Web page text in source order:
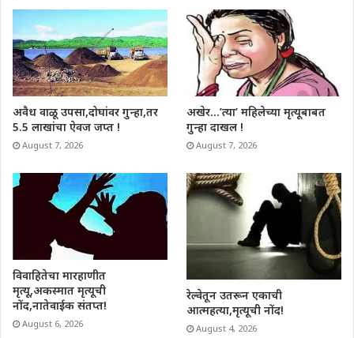
अवैध वाळू उपसा,दोघांवर गुन्हा,तर
5.5 लाखांचा ऐवज जप्त !
August 7, 2026
अखेर…’त्या’ महिलेच्या मृत्यूबाबत
गुन्हा दाखल !
August 7, 2026
विवाहितेचा मारहाणीत
मृत्यू,अकस्मात मृत्यूची
नोंद,नातेवाईक संतप्त!
August 6, 2026
रेल्वेतून उतरून एकाची
आत्महत्या,मृत्यूची नोंद!
August 4, 2026